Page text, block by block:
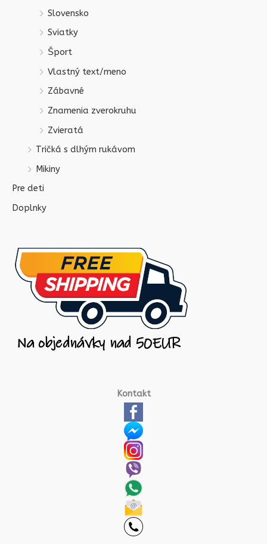
Slovensko
Sviatky
Šport
Vlastný text/meno
Zábavné
Znamenia zverokruhu
Zvieratá
Tričká s dlhým rukávom
Mikiny
Pre deti
Doplnky
Kontakt